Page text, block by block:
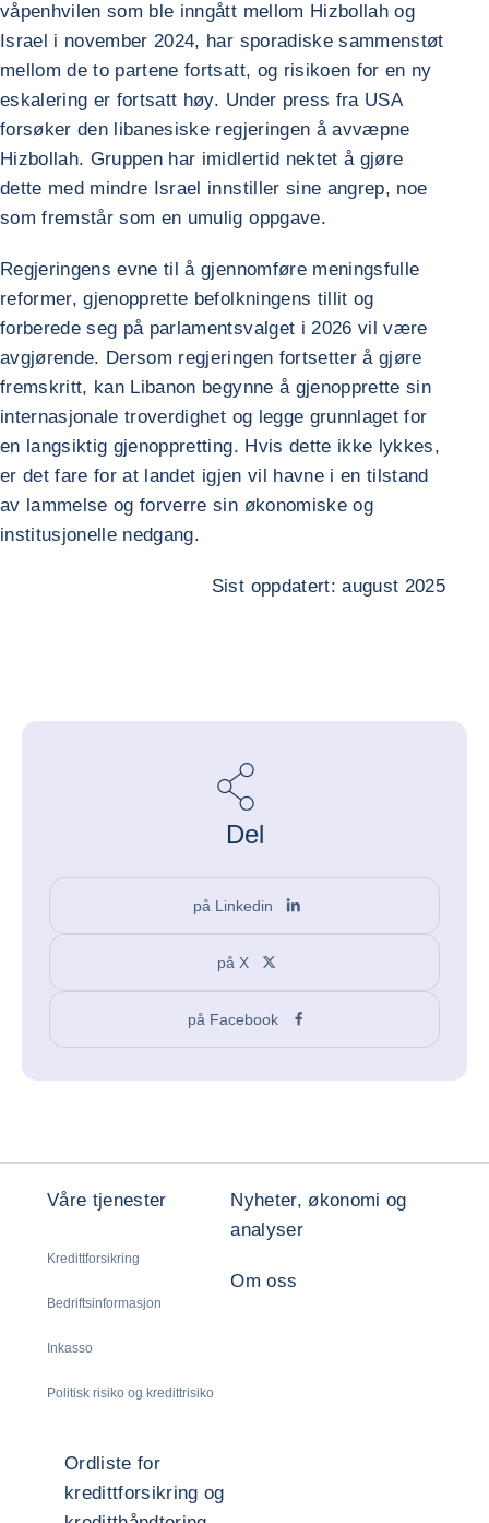
våpenhvilen som ble inngått mellom Hizbollah og
Israel i november 2024, har sporadiske sammenstøt
mellom de to partene fortsatt, og risikoen for en ny
eskalering er fortsatt høy. Under press fra USA
forsøker den libanesiske regjeringen å avvæpne
Hizbollah. Gruppen har imidlertid nektet å gjøre
dette med mindre Israel innstiller sine angrep, noe
som fremstår som en umulig oppgave.
Regjeringens evne til å gjennomføre meningsfulle
reformer, gjenopprette befolkningens tillit og
forberede seg på parlamentsvalget i 2026 vil være
avgjørende. Dersom regjeringen fortsetter å gjøre
fremskritt, kan Libanon begynne å gjenopprette sin
internasjonale troverdighet og legge grunnlaget for
en langsiktig gjenoppretting. Hvis dette ikke lykkes,
er det fare for at landet igjen vil havne i en tilstand
av lammelse og forverre sin økonomiske og
institusjonelle nedgang.
Sist oppdatert: august 2025
Del
på Linkedin
på X
på Facebook
Våre tjenester
Kredittforsikring
Bedriftsinformasjon
Inkasso
Politisk risiko og kredittrisiko
Nyheter, økonomi og
analyser
Om oss
Ordliste for
kredittforsikring og